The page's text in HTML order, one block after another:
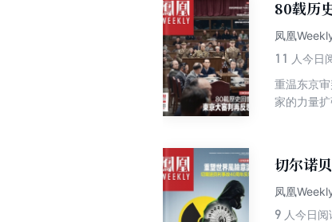
中国观察
正将可预
遇 中国运
伊冲突向
人物 玛格
老牌车企
下，
80载历
凤凰
11 人今日
重温东京
家的力量
切尔诺
凤凰
9 人今日阅